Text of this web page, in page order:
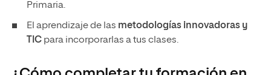
Primaria.
El aprendizaje de las metodologías innovadoras y
TIC para incorporarlas a tus clases.